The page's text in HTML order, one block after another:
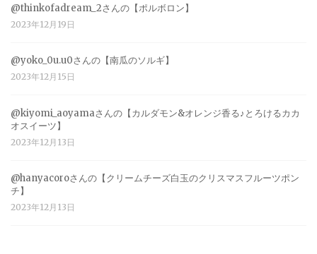
@thinkofadream_2さんの【ポルボロン】
2023年12月19日
@yoko_0u.u0さんの【南瓜のソルギ】
2023年12月15日
@kiyomi_aoyamaさんの【カルダモン&オレンジ香る♪とろけるカカ
オスイーツ】
2023年12月13日
@hanyacoroさんの【クリームチーズ白玉のクリスマスフルーツポン
チ】
2023年12月13日